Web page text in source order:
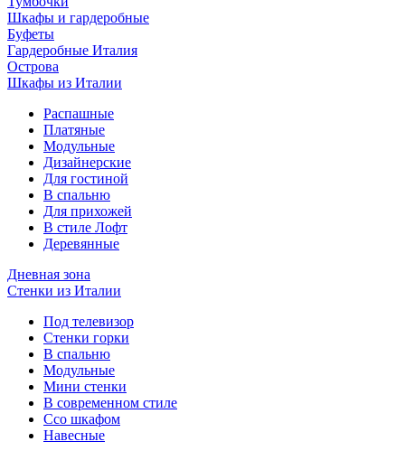
Шкафы и гардеробные
Буфеты
Гардеробные Италия
Острова
Шкафы из Италии
Распашные
Платяные
Модульные
Дизайнерские
Для гостиной
В спальню
Для прихожей
В стиле Лофт
Деревянные
Дневная зона
Стенки из Италии
Под телевизор
Стенки горки
В спальню
Модульные
Мини стенки
В современном стиле
Ссо шкафом
Навесные